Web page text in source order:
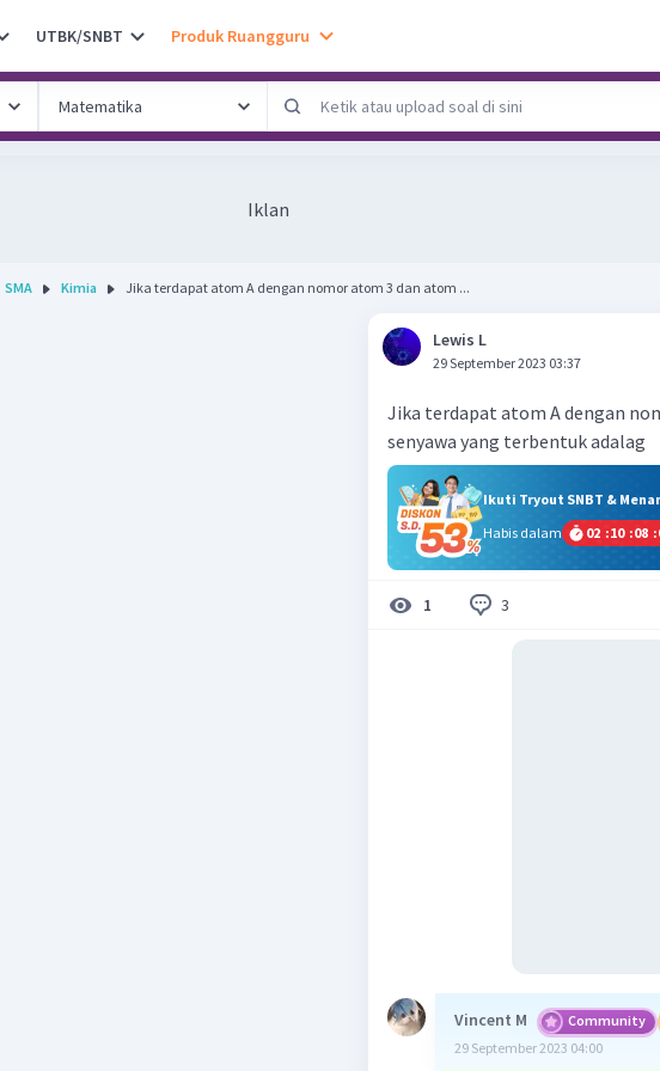
UTBK/SNBT Produk Ruangguru
Iklan
SMA Kimia Jika terdapat atom A dengan nomor atom 3 dan atom ...
Lewis L
29 September 2023 03:37
Jika terdapat atom A dengan
senyawa yang terbentuk adalag
Ikuti Tryout SNBT &
Habis dalam
02 :10 :08 :
1 3
Vincent M Community
29 September 2023 04:00